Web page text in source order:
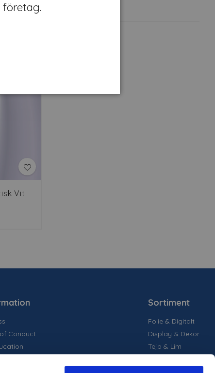
Vit
Conduct
Sortiment
Folie & Digitalt
Display & Dekor
Tejp & Lim